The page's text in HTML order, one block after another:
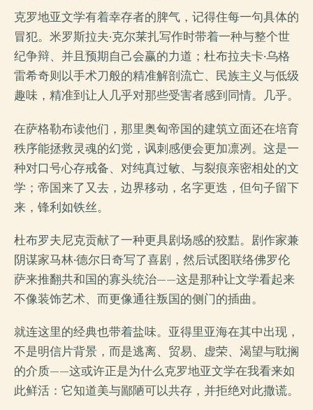
克罗地亚文学有着幸存者的脾气，记得住每一句具体的
冒犯。米罗斯拉夫·克尔莱扎写作时带着一种与整个世
纪争辩、并且预期自己会赢的力道；杜布拉夫卡·乌格
雷希奇则以手术刀般的精准解剖流亡、民族主义与低级
趣味，精准到让人几乎对那些受害者感到同情。几乎。
在萨格勒布读他们，那里奥匈帝国的建筑立面还在培育
秩序能拯救灵魂的幻觉，讽刺感便会更加凛冽。这是一
种对口号心存戒备、对纯真过敏、与裂痕亲密相处的文
学；帝国来了又去，边界移动，名字更迭，但句子留下
来，锋利如铁丝。
杜布罗夫尼克贡献了一种更具剧场感的狡黠。剧作家兼
阴谋家马林·德尔日奇写了喜剧，然后试图联络佛罗伦
萨来推翻共和国的寡头统治——这是那种让文学看起来
不像装饰艺术、而更像通往叛国的侧门的插曲。
就连这里的经典也带着盐味。亚得里亚海在其中出现，
不是明信片背景，而是逃离、贸易、虚荣、渴望与耽搁
的介质——这或许正是为什么克罗地亚文学在我看来如
此鲜活：它知道美与鄙陋可以共存，并拒绝对此撒谎。